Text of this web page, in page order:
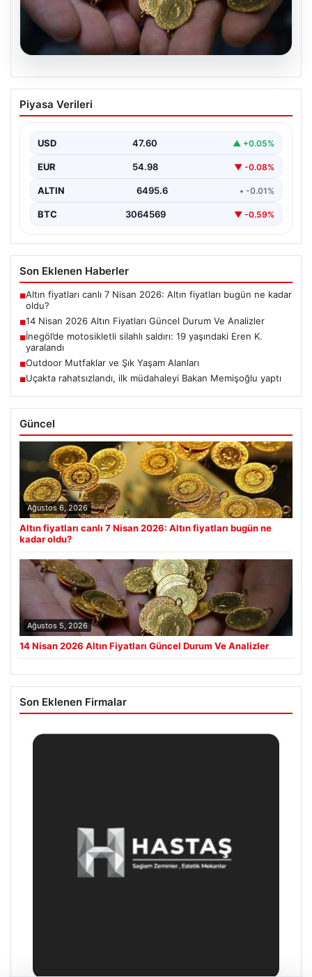
05.08.2026
14 Nisan 2026 Altın Fiyatları Güncel
Durum Ve Analizler
çeken altın piyasası, küresel gelişmeler ve jeopolitik…
Piyasa Verileri
USD 47.60 ▲ +0.05%
EUR 54.98 ▼ -0.08%
ALTIN 6495.6 • -0.01%
BTC 3064569 ▼ -0.59%
Son Eklenen Haberler
■Altın fiyatları canlı 7 Nisan 2026: Altın fiyatları bugün ne kadar
oldu?
■14 Nisan 2026 Altın Fiyatları Güncel Durum Ve Analizler
■İnegöl’de motosikletli silahlı saldırı: 19 yaşındaki Eren K.
yaralandı
■Outdoor Mutfaklar ve Şık Yaşam Alanları
■Uçakta rahatsızlandı, ilk müdahaleyi Bakan Memişoğlu yaptı
Güncel
Ağustos 6, 2026
Altın fiyatları canlı 7 Nisan 2026: Altın fiyatları bugün ne
kadar oldu?
Ağustos 5, 2026
14 Nisan 2026 Altın Fiyatları Güncel Durum Ve Analizler
Son Eklenen Firmalar